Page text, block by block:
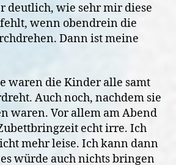
deutlich, wie sehr mir diese
wenn obendrein die
Dann ist meine
waren die Kinder alle samt
Auch noch, nachdem sie
waren. Vor allem am Abend
echt irre. Ich
mehr leise. Ich kann dann
würde auch nichts bringen